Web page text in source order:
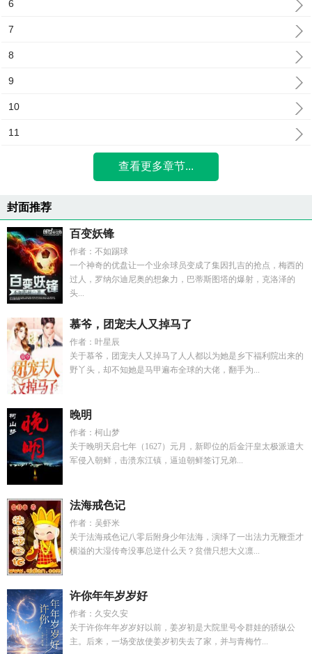
6
7
8
9
10
11
查看更多章节...
封面推荐
百变妖锋
作者：不如踢球
一个神奇的优盘让一个业余球员变成了集因扎吉的抢点，梅西的
过人，罗纳尔迪尼奥的想象力，巴蒂斯图塔的爆射，克洛泽的
头...
慕爷，团宠夫人又掉马了
作者：叶星辰
关于慕爷，团宠夫人又掉马了人人都以为她是乡下福利院出来的
野丫头，却不知她是马甲遍布全球的大佬，翻手为...
晚明
作者：柯山梦
关于晚明天启七年（1627）元月，新即位的后金汗皇太极派遣大
军侵入朝鲜，击溃东江镇，逼迫朝鲜签订兄弟...
法海戒色记
作者：吴虾米
关于法海戒色记八零后附身少年法海，演绎了一出法力无鞭歪才
横溢的大湿传奇没事总逆什么天？贫僧只想大义凛...
许你年年岁岁好
作者：久安久安
关于许你年年岁岁好以前，姜岁初是大院里号令群娃的骄纵公
主。后来，一场变故使姜岁初失去了家，并与青梅竹...